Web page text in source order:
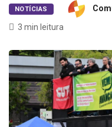
NOTÍCIAS
3 min leitura